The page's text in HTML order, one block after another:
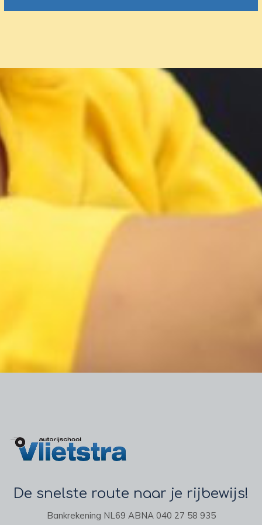
De snelste route naar je rijbewijs!
Bankrekening NL69 ABNA 040 27 58 935